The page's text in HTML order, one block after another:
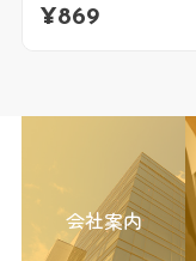
¥869
会社案内